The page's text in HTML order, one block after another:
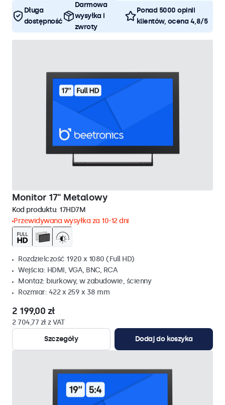
Długa
dostępność
Darmowa
wysyłka i
zwroty
Ponad 5000 opinii
klientów, ocena 4,8/5
Monitor 17" Metalowy
Kod produktu: 17HD7M
Przewidywana wysyłka za 10-12 dni
Rozdzielczość 1920 x 1080 (Full HD)
Wejścia: HDMI, VGA, BNC, RCA
Montaż: biurkowy, w zabudowie, ścienny
Rozmiar: 422 x 259 x 38 mm
2 199,00 zł
2 704,77 zł z VAT
Szczegóły
Dodaj do koszyka